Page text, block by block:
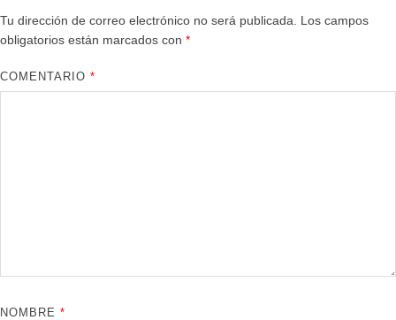
Tu dirección de correo electrónico no será publicada.
Los campos
obligatorios están marcados con *
COMENTARIO*
NOMBRE*